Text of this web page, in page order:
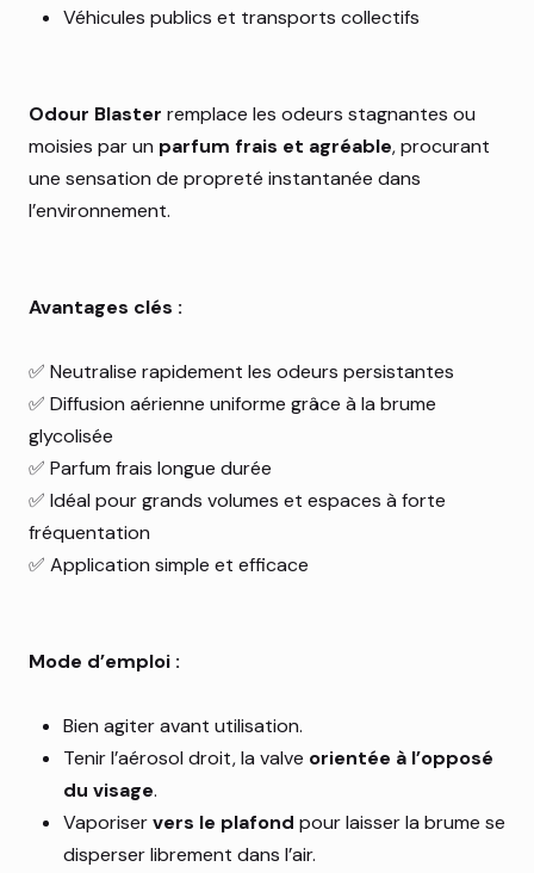
Véhicules publics et transports collectifs
Odour Blaster remplace les odeurs stagnantes ou
moisies par un parfum frais et agréable, procurant
une sensation de propreté instantanée dans
l’environnement.
Avantages clés :
✅ Neutralise rapidement les odeurs persistantes
✅ Diffusion aérienne uniforme grâce à la brume
glycolisée
✅ Parfum frais longue durée
✅ Idéal pour grands volumes et espaces à forte
fréquentation
✅ Application simple et efficace
Mode d’emploi :
Bien agiter avant utilisation.
Tenir l’aérosol droit, la valve orientée à l’opposé
du visage.
Vaporiservers le plafond pour laisser la brume se
disperser librement dans l’air.